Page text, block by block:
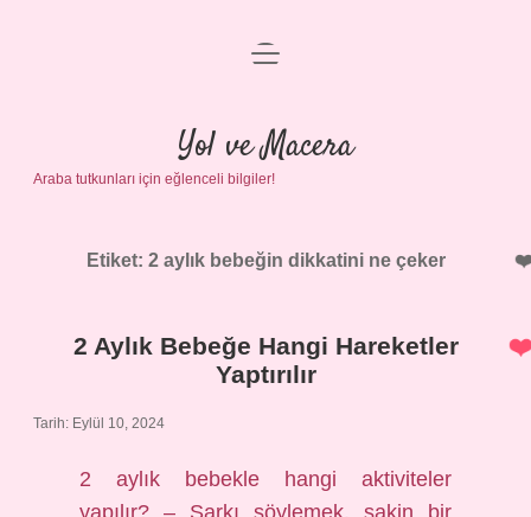
Anasayfa
Gizlilik Politikası
Yasal Uyarı
menüyü
Yol ve Macera
Araba tutkunları için eğlenceli bilgiler!
Etiket: 2 aylık bebeğin dikkatini ne çeker
2 Aylık Bebeğe Hangi Hareketler
Yaptırılır
Tarih: Eylül 10, 2024
2 aylık bebekle hangi aktiviteler
yapılır? – Şarkı söylemek, sakin bir